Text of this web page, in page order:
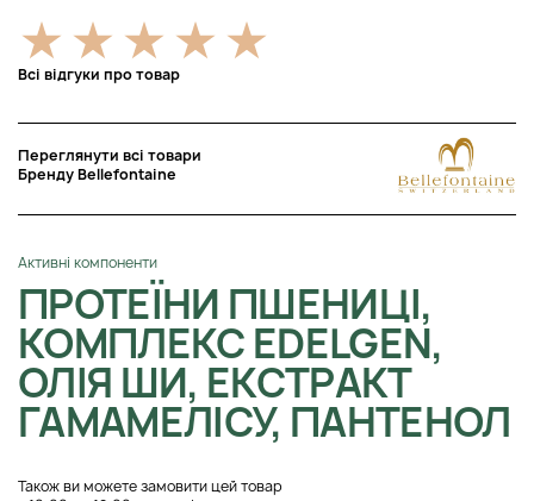
Всі відгуки про товар
Переглянути всі товари
Бренду Bellefontaine
Активні компоненти
ПРОТЕЇНИ ПШЕНИЦІ,
КОМПЛЕКС EDELGEN,
ОЛІЯ ШИ, ЕКСТРАКТ
ГАМАМЕЛІСУ, ПАНТЕНОЛ
Також ви можете замовити цей товар